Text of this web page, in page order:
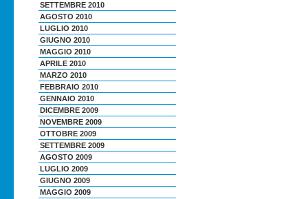
SETTEMBRE 2010
AGOSTO 2010
LUGLIO 2010
GIUGNO 2010
MAGGIO 2010
APRILE 2010
MARZO 2010
FEBBRAIO 2010
GENNAIO 2010
DICEMBRE 2009
NOVEMBRE 2009
OTTOBRE 2009
SETTEMBRE 2009
AGOSTO 2009
LUGLIO 2009
GIUGNO 2009
MAGGIO 2009